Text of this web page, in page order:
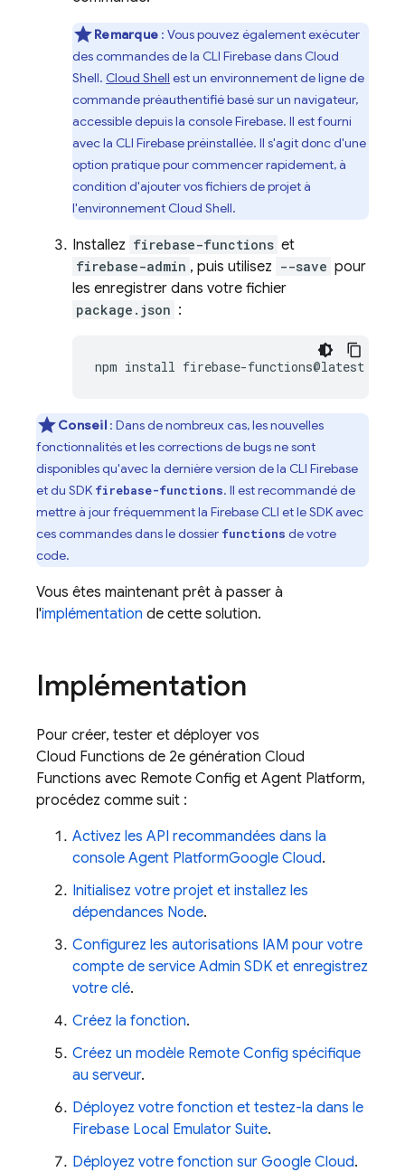
Remarque : Vous pouvez également exécuter
des commandes de la CLI Firebasedans Cloud
Shell. Cloud Shell est un environnement de ligne de
commande préauthentifié basé sur un navigateur,
accessible depuis la consoleFirebase. Il est fourni
avec la CLI Firebasepréinstallée. Il s'agit donc d'une
option pratique pour commencer rapidement, à
condition d'ajouter vos fichiers de projet à
l'environnement Cloud Shell.
Installez firebase-functions et
firebase-admin , puis utilisez --save pour
les enregistrer dans votre fichier
package.json :
npm install firebase-functions@latest
Conseil: Dans de nombreux cas, les nouvelles
fonctionnalités et les corrections de bugs ne sont
disponibles qu'avec la dernière version de la CLI Firebase
et du SDK firebase-functions. Il est recommandé de
mettre à jour fréquemment la Firebase CLI et le SDK avec
ces commandes dans le dossier functions de votre
code.
Vous êtes maintenant prêt à passer à
l'implémentation de cette solution.
Implémentation
Pour créer, tester et déployer vos
Cloud Functions de 2e génération Cloud
Functions avec Remote Config et Agent Platform,
procédez comme suit :
Activez les API recommandées dans la
console Agent PlatformGoogle Cloud.
Initialisez votre projet et installez les
dépendances Node.
Configurez les autorisations IAM pour votre
compte de service Admin SDK et enregistrez
votre clé.
Créez la fonction.
Créez un modèle Remote Config spécifique
au serveur.
Déployez votre fonction et testez-la dans le
Firebase Local Emulator Suite.
Déployez votre fonction sur Google Cloud.